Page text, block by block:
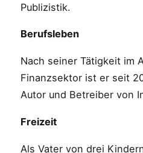
Publizistik.
Berufsleben
Nach seiner Tätigkeit im
Finanzsektor ist er seit
Autor und Betreiber von
Freizeit
Als Vater von drei